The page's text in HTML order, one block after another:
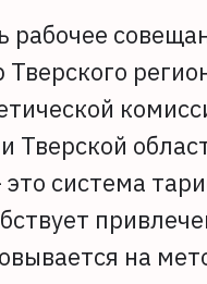
рабочее
Тверской
система
на